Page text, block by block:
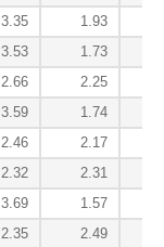
3.35 1.93
3.53 1.73
2.66 2.25
3.59 1.74
2.46 2.17
2.32 2.31
3.69 1.57
2.35 2.49